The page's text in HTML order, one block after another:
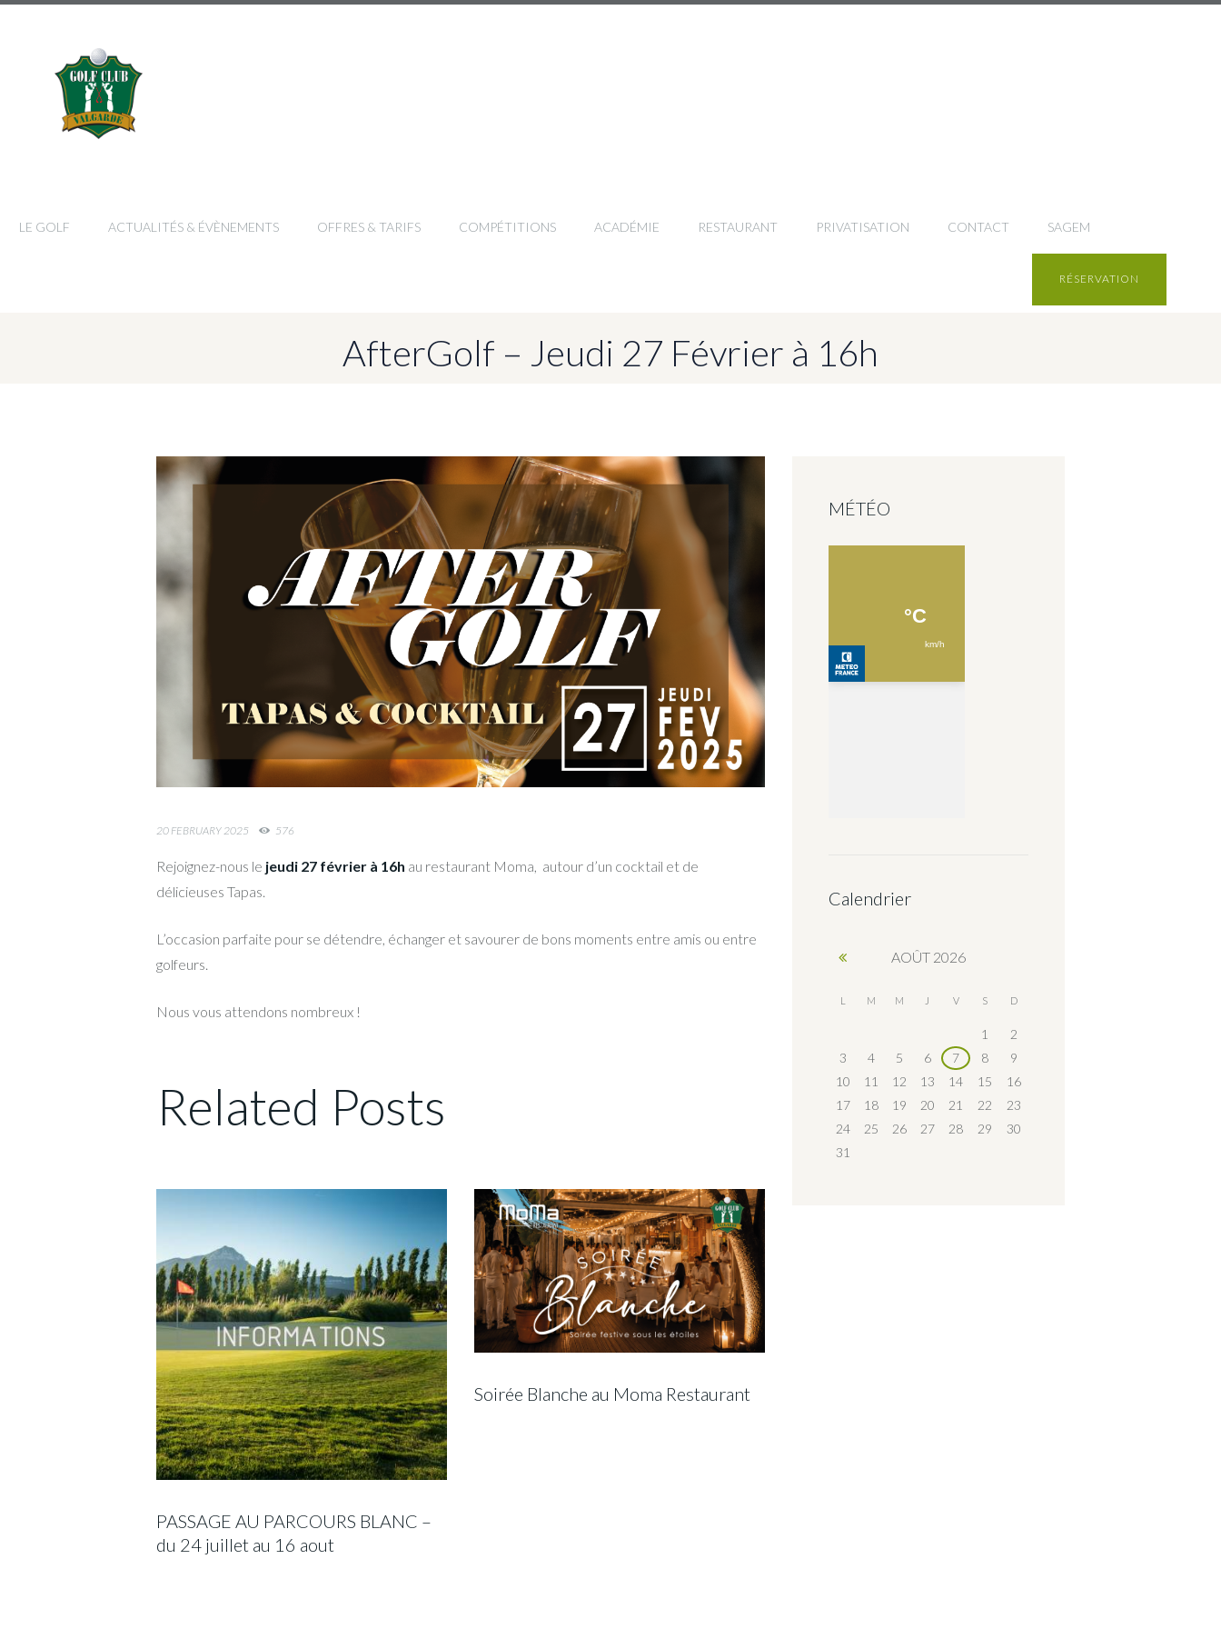
LE GOLF ACTUALITÉS & ÉVÈNEMENTS OFFRES & TARIFS COMPÉTITIONS ACADÉMIE RESTAURANT PRIVATISATION CONTACT SAGEM
RÉSERVATION
AfterGolf – Jeudi 27 Février à 16h
20 FEBRUARY 2025 576
Rejoignez-nous le jeudi 27 février à 16h au restaurant Moma, autour d’un cocktail et de
délicieuses Tapas.
L’occasion parfaite pour se détendre, échanger et savourer de bons moments entre amis ou entre
golfeurs.
Nous vous attendons nombreux !
Related Posts
PASSAGE AU PARCOURS BLANC –
du 24 juillet au 16 aout
Soirée Blanche au Moma Restaurant
MÉTÉO
Calendrier
AOÛT 2026
L M M J V S D
1
2
3
4 5 6 7 8
9
10
11 12 13 14 15
16
17
18 19 20 21 22
23
24
25 26 27 28 29
30
31